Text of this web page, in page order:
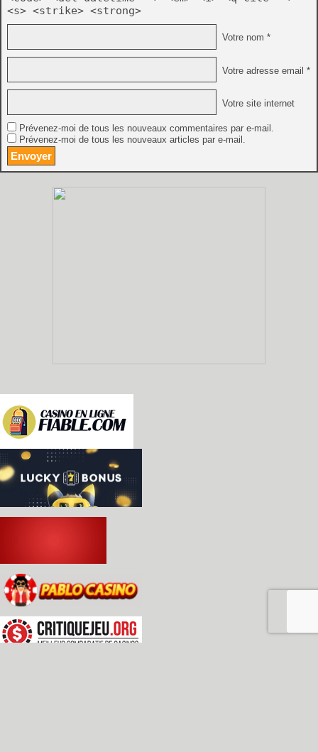
<s> <strike> <strong>
Votre nom *
Votre adresse email *
Votre site internet
Prévenez-moi de tous les nouveaux commentaires par e-mail.
Prévenez-moi de tous les nouveaux articles par e-mail.